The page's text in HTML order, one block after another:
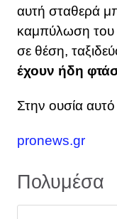
αυτή σταθερά
καμπύλωση του
σε θέση,
έχουν ήδη
Στην ουσία
pronews.gr
Πολυμέσα